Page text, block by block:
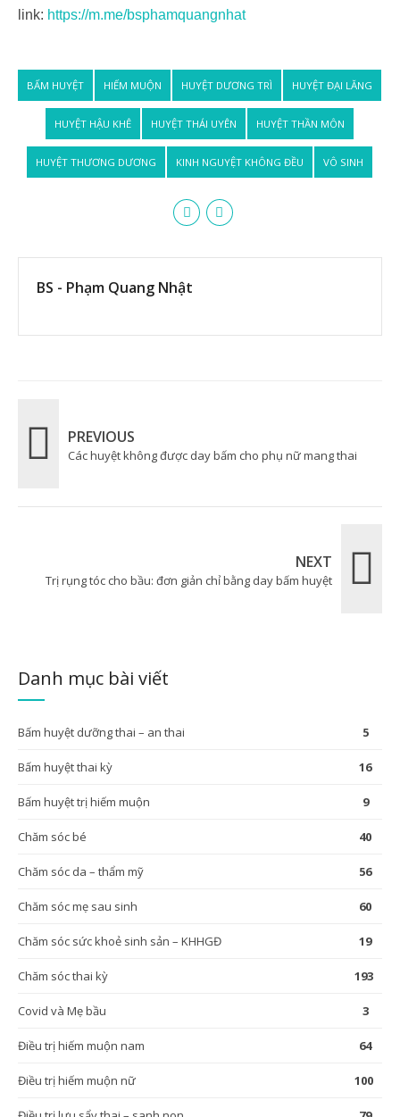
link: https://m.me/bsphamquangnhat
BẤM HUYỆT HIẾM MUỘN HUYỆT DƯƠNG TRÌ HUYỆT ĐẠI LĂNG
HUYỆT HẬU KHÊ HUYỆT THÁI UYÊN HUYỆT THẦN MÔN
HUYỆT THƯƠNG DƯƠNG KINH NGUYỆT KHÔNG ĐỀU VÔ SINH
BS - Phạm Quang Nhật
PREVIOUS
Các huyệt không được day bấm cho phụ nữ mang thai
NEXT
Trị rụng tóc cho bầu: đơn giản chỉ bằng day bấm huyệt
Danh mục bài viết
Bấm huyệt dưỡng thai – an thai 5
Bấm huyệt thai kỳ 16
Bấm huyệt trị hiếm muộn 9
Chăm sóc bé 40
Chăm sóc da – thẩm mỹ 56
Chăm sóc mẹ sau sinh 60
Chăm sóc sức khoẻ sinh sản – KHHGĐ 19
Chăm sóc thai kỳ 193
Covid và Mẹ bầu 3
Điều trị hiếm muộn nam 64
Điều trị hiếm muộn nữ 100